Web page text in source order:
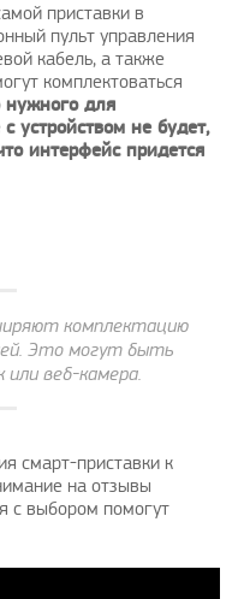
приставки в
пульт управления
кабель, а также
комплектоваться
нужного для
устройством не будет,
интерфейс придется
комплектацию
Это могут быть
веб-камера.
смарт-приставки к
на отзывы
с выбором помогут